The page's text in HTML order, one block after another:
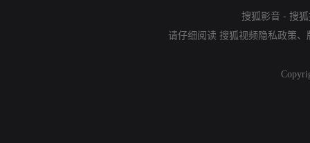
搜狐影音 - 搜
请仔细阅读 搜狐视频隐私政策、